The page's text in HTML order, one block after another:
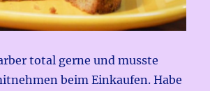
total gerne und musste
beim Einkaufen. Habe